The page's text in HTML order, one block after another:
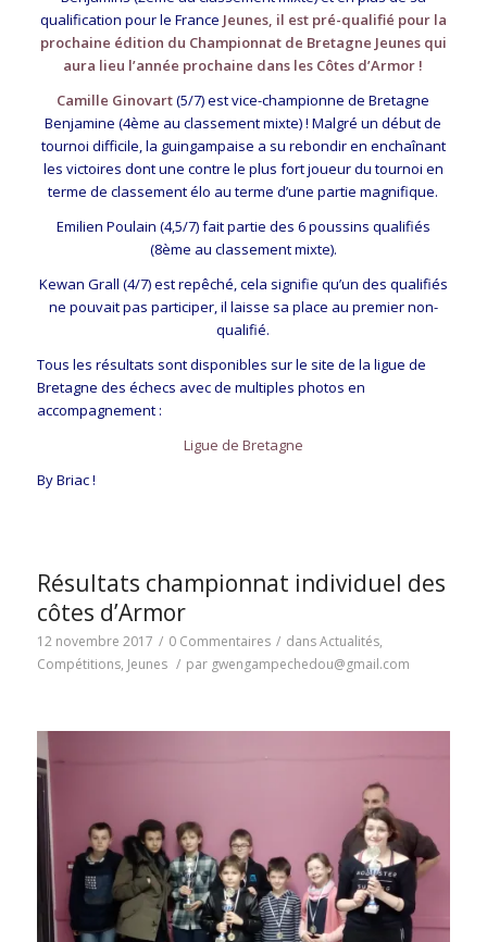
qualification pour le France Jeunes, il est pré-qualifié pour la
prochaine édition du Championnat de Bretagne Jeunes qui
aura lieu l’année prochaine dans les Côtes d’Armor !
Camille Ginovart(5/7) est vice-championne de Bretagne
Benjamine (4ème au classement mixte) ! Malgré un début de
tournoi difficile, la guingampaise a su rebondir en enchaînant
les victoires dont une contre le plus fort joueur du tournoi en
terme de classement élo au terme d’une partie magnifique.
Emilien Poulain (4,5/7) fait partie des 6 poussins qualifiés
(8ème au classement mixte).
Kewan Grall (4/7) est repêché, cela signifie qu’un des qualifiés
ne pouvait pas participer, il laisse sa place au premier non-
qualifié.
Tous les résultats sont disponibles sur le site de la ligue de
Bretagne des échecs avec de multiples photos en
accompagnement :
Ligue de Bretagne
By Briac !
Résultats championnat individuel des
côtes d’Armor
12 novembre 2017 / 0 Commentaires / dansActualités,
Compétitions, Jeunes / par gwengampechedou@gmail.com